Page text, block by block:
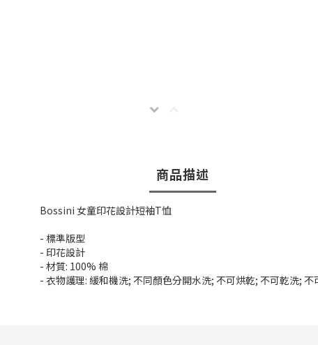
商品描述
Bossini 女童印花設計短袖T恤
- 標準版型
- 印花設計
- 材質: 100% 棉
- 衣物護理: 緩和機洗; 不同顏色分開水洗; 不可烘乾; 不可乾洗; 不